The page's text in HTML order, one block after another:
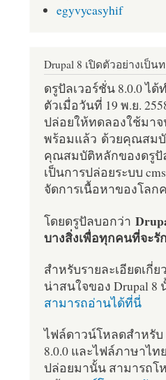
egyvycasyhif
Drupal 8 เปิดตัวอย่างเป็น
ดรูปัลเวอร์ชั่น 8.0.0 ได้
ตัวเมื่อวันที่ 19 พ.ย.
ปล่อยให้ทดลองใช้มา
พร้อมแล้ว ด้วยคุณสมบั
คุณสมบัติหลักของดรูปั
เป็นการปล่อยระบบ
จัดการเนื้อหาของโลก
โดยดรูปัลบอกว่า
บางสิ่งเพื่อทุกคนที่จะรั
สำหรับรายละเอียดเกี่
น่าสนใจของ Drupal 8
สามารถอ่านได้ที่นี่
ไฟล์ดาวน์โหลดสำหรับ
8.0.0 และไฟล์ภาษาไท
ปล่อยมานั้น สามารถโ